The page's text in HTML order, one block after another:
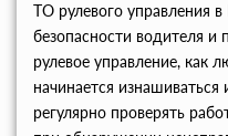
ТО рулевого управления
безопасности водителя
рулевое управление, как
начинается
регулярно проверять